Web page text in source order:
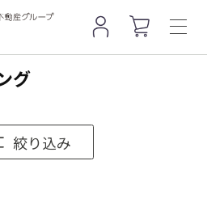
グ
絞り込み